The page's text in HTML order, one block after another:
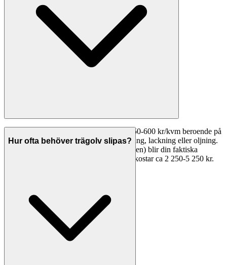
Golvslipning i Nacka kostar vanligtvis 350-600 kr/kvm beroende på
golvtyp och skick. Priset inkluderar slipning, lackning eller oljning.
Med ROT-avdrag (30% på arbetskostnaden) blir din faktiska
kostnad lägre. Ett normalt rum (15 kvm) kostar ca 2 250-5 250 kr.
Hur ofta behöver trägolv slipas?